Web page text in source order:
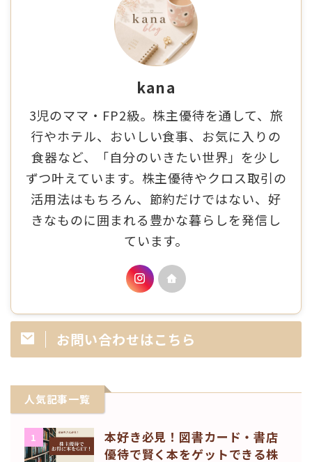
kana
3児のママ・FP2級。株主優待を通して、旅
行やホテル、おいしい食事、お気に入りの
食器など、「自分のいきたい世界」を少し
ずつ叶えています。株主優待やクロス取引の
活用法はもちろん、節約だけではない、好
きなものに囲まれる豊かな暮らしを発信し
ています。
お問い合わせはこちら
人気記事一覧
1
本好き必見！図書カード・書店
優待で賢く本をゲットできる株